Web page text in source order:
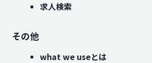
求人検索
その他
what we useとは